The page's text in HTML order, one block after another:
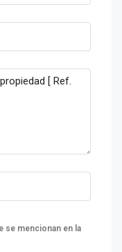
se mencionan en la